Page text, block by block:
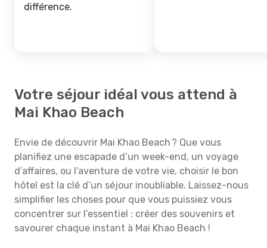
différence.
Votre séjour idéal vous attend à
Mai Khao Beach
Envie de découvrir Mai Khao Beach ? Que vous
planifiez une escapade d’un week-end, un voyage
d’affaires, ou l’aventure de votre vie, choisir le bon
hôtel est la clé d’un séjour inoubliable. Laissez-nous
simplifier les choses pour que vous puissiez vous
concentrer sur l’essentiel : créer des souvenirs et
savourer chaque instant à Mai Khao Beach !